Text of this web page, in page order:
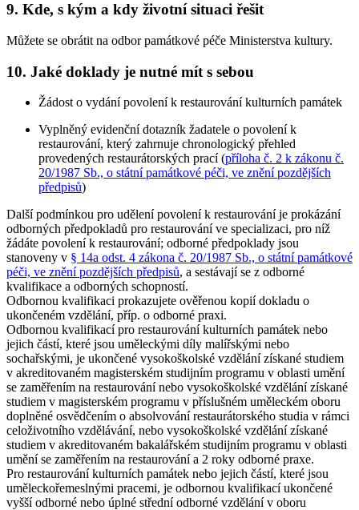
9. Kde, s kým a kdy životní situaci řešit
Můžete se obrátit na odbor památkové péče Ministerstva kultury.
10. Jaké doklady je nutné mít s sebou
Žádost o vydání povolení k restaurování kulturních památek
Vyplněný evidenční dotazník žadatele o povolení k
restaurování, který zahrnuje chronologický přehled
provedených restaurátorských prací (příloha č. 2 k zákonu č.
20/1987 Sb., o státní památkové péči, ve znění pozdějších
předpisů)
Další podmínkou pro udělení povolení k restaurování je prokázání
odborných předpokladů pro restaurování ve specializaci, pro níž
žádáte povolení k restaurování; odborné předpoklady jsou
stanoveny v § 14a odst. 4 zákona č. 20/1987 Sb., o státní památkové
péči, ve znění pozdějších předpisů, a sestávají se z odborné
kvalifikace a odborných schopností.
Odbornou kvalifikaci prokazujete ověřenou kopií dokladu o
ukončeném vzdělání, příp. o odborné praxi.
Odbornou kvalifikací pro restaurování kulturních památek nebo
jejich částí, které jsou uměleckými díly malířskými nebo
sochařskými, je ukončené vysokoškolské vzdělání získané studiem
v akreditovaném magisterském studijním programu v oblasti umění
se zaměřením na restaurování nebo vysokoškolské vzdělání získané
studiem v magisterském programu v příslušném uměleckém oboru
doplněné osvědčením o absolvování restaurátorského studia v rámci
celoživotního vzdělávání, nebo vysokoškolské vzdělání získané
studiem v akreditovaném bakalářském studijním programu v oblasti
umění se zaměřením na restaurování a 2 roky odborné praxe.
Pro restaurování kulturních památek nebo jejich částí, které jsou
uměleckořemeslnými pracemi, je odbornou kvalifikací ukončené
vyšší odborné nebo úplné střední odborné vzdělání v oboru